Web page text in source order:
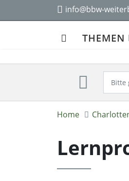
info@bbw-
THEMEN
Home